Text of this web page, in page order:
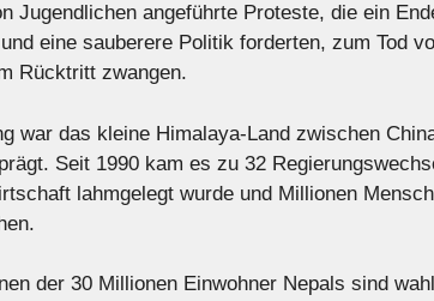
Jugendlichen angeführte Proteste, die ein
eine sauberere Politik forderten, zum Tod
Rücktritt zwangen.
war das kleine Himalaya-Land zwischen
Seit 1990 kam es zu 32
lahmgelegt wurde und Millionen
der 30 Millionen Einwohner Nepals sind